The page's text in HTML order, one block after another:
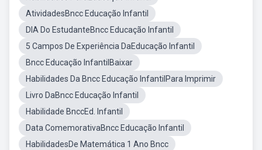
AtividadesBncc Educação Infantil
DIA Do EstudanteBncc Educação Infantil
5 Campos De Experiência DaEducação Infantil
Bncc Educação InfantilBaixar
Habilidades Da Bncc Educação InfantilPara Imprimir
Livro DaBncc Educação Infantil
Habilidade BnccEd. Infantil
Data ComemorativaBncc Educação Infantil
HabilidadesDe Matemática 1 Ano Bncc